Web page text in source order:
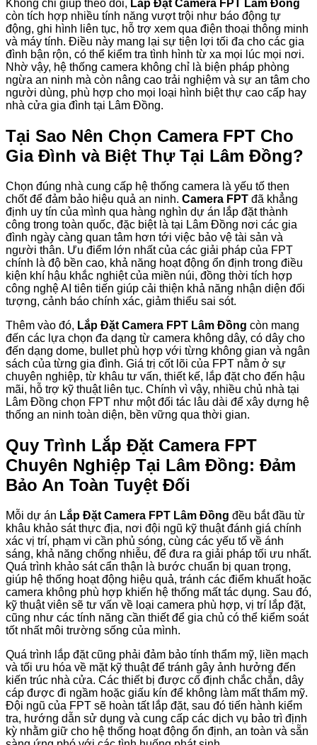
Không chỉ giúp theo dõi, Lắp Đặt Camera FPT Lâm Đồng
còn tích hợp nhiều tính năng vượt trội như báo động tự
động, ghi hình liên tục, hỗ trợ xem qua điện thoại thông minh
và máy tính. Điều này mang lại sự tiện lợi tối đa cho các gia
đình bận rộn, có thể kiểm tra tình hình từ xa mọi lúc mọi nơi.
Nhờ vậy, hệ thống camera không chỉ là biện pháp phòng
ngừa an ninh mà còn nâng cao trải nghiệm và sự an tâm cho
người dùng, phù hợp cho mọi loại hình biệt thự cao cấp hay
nhà cửa gia đình tại Lâm Đồng.
Tại Sao Nên Chọn Camera FPT Cho
Gia Đình và Biệt Thự Tại Lâm Đồng?
Chọn đúng nhà cung cấp hệ thống camera là yếu tố then
chốt để đảm bảo hiệu quả an ninh. Camera FPT đã khẳng
định uy tín của mình qua hàng nghìn dự án lắp đặt thành
công trong toàn quốc, đặc biệt là tại Lâm Đồng nơi các gia
đình ngày càng quan tâm hơn tới việc bảo vệ tài sản và
người thân. Ưu điểm lớn nhất của các giải pháp của FPT
chính là độ bền cao, khả năng hoạt động ổn định trong điều
kiện khí hậu khắc nghiệt của miền núi, đồng thời tích hợp
công nghệ AI tiên tiến giúp cải thiện khả năng nhận diện đối
tượng, cảnh báo chính xác, giảm thiểu sai sót.
Thêm vào đó, Lắp Đặt Camera FPT Lâm Đồng còn mang
đến các lựa chọn đa dạng từ camera không dây, có dây cho
đến dạng dome, bullet phù hợp với từng không gian và ngân
sách của từng gia đình. Giá trị cốt lõi của FPT nằm ở sự
chuyên nghiệp, từ khâu tư vấn, thiết kế, lắp đặt cho đến hậu
mãi, hỗ trợ kỹ thuật liên tục. Chính vì vậy, nhiều chủ nhà tại
Lâm Đồng chọn FPT như một đối tác lâu dài để xây dựng hệ
thống an ninh toàn diện, bền vững qua thời gian.
Quy Trình Lắp Đặt Camera FPT
Chuyên Nghiệp Tại Lâm Đồng: Đảm
Bảo An Toàn Tuyệt Đối
Mỗi dự án Lắp Đặt Camera FPT Lâm Đồng đều bắt đầu từ
khâu khảo sát thực địa, nơi đội ngũ kỹ thuật đánh giá chính
xác vị trí, phạm vi cần phủ sóng, cùng các yếu tố về ánh
sáng, khả năng chống nhiễu, để đưa ra giải pháp tối ưu nhất.
Quá trình khảo sát cẩn thận là bước chuẩn bị quan trọng,
giúp hệ thống hoạt động hiệu quả, tránh các điểm khuất hoặc
camera không phù hợp khiến hệ thống mất tác dụng. Sau đó,
kỹ thuật viên sẽ tư vấn về loại camera phù hợp, vị trí lắp đặt,
cũng như các tính năng cần thiết để gia chủ có thể kiểm soát
tốt nhất môi trường sống của mình.
Quá trình lắp đặt cũng phải đảm bảo tính thẩm mỹ, liền mạch
và tối ưu hóa về mặt kỹ thuật để tránh gây ảnh hưởng đến
kiến trúc nhà cửa. Các thiết bị được cố định chắc chắn, dây
cáp được đi ngầm hoặc giấu kín để không làm mất thẩm mỹ.
Đội ngũ của FPT sẽ hoàn tất lắp đặt, sau đó tiến hành kiểm
tra, hướng dẫn sử dụng và cung cấp các dịch vụ bảo trì định
kỳ nhằm giữ cho hệ thống hoạt động ổn định, an toàn và sẵn